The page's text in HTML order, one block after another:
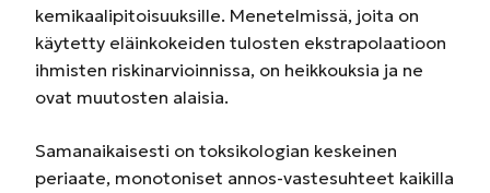
kemikaalipitoisuuksille. Menetelmissä, joita on
käytetty eläinkokeiden tulosten ekstrapolaatioon
ihmisten riskinarvioinnissa, on heikkouksia ja ne
ovat muutosten alaisia.
Samanaikaisesti on toksikologian keskeinen
periaate, monotoniset annos-vastesuhteet kaikilla